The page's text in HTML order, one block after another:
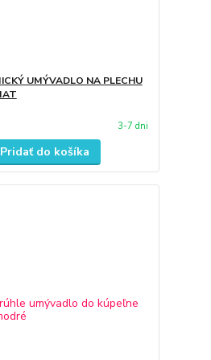
UMÝVADLO NA PLECHU
3-7 dni
Pridať do košíka